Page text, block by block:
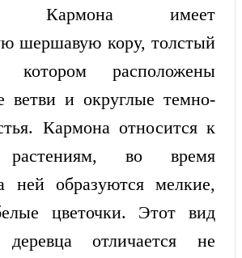
Кармона имеет
шершавую кору, толстый
расположены
ветви и округлые темно-
Кармона относится к
растениям, во время
ней образуются мелкие,
цветочки. Этот вид
деревца отличается не